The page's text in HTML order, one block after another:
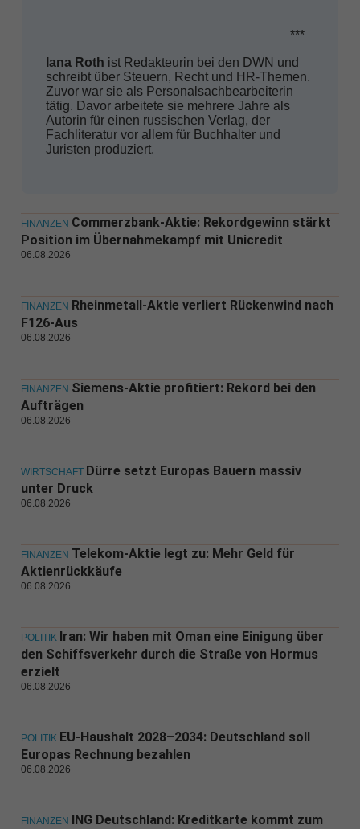
***
Iana Roth ist Redakteurin bei den DWN und
schreibt über Steuern, Recht und HR-Themen.
Zuvor war sie als Personalsachbearbeiterin
tätig. Davor arbeitete sie mehrere Jahre als
Autorin für einen russischen Verlag, der
Fachliteratur vor allem für Buchhalter und
Juristen produziert.
FINANZEN Commerzbank-Aktie: Rekordgewinn stärkt
Position im Übernahmekampf mit Unicredit
06.08.2026
FINANZEN Rheinmetall-Aktie verliert Rückenwind nach
F126-Aus
06.08.2026
FINANZEN Siemens-Aktie profitiert: Rekord bei den
Aufträgen
06.08.2026
WIRTSCHAFT Dürre setzt Europas Bauern massiv
unter Druck
06.08.2026
FINANZEN Telekom-Aktie legt zu: Mehr Geld für
Aktienrückkäufe
06.08.2026
POLITIK Iran: Wir haben mit Oman eine Einigung über
den Schiffsverkehr durch die Straße von Hormus
erzielt
06.08.2026
POLITIK EU-Haushalt 2028–2034: Deutschland soll
Europas Rechnung bezahlen
06.08.2026
FINANZEN
ING Deutschland: Kreditkarte kommt zum